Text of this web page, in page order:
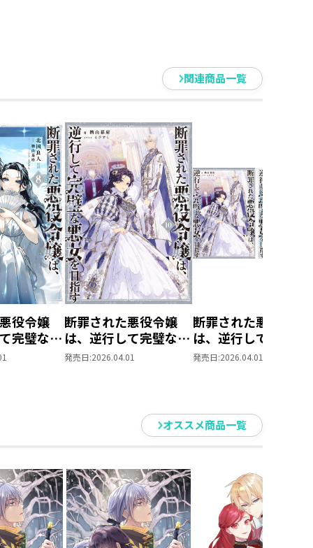
関連商品一覧
役令嬢
完璧な悪
断罪された悪役令嬢
は、逆行して完璧な悪
女を目指す10
発売日:2026.04.01
断罪された悪役令嬢
は、逆行して完璧な
女を目指す 原作小
き】
発売日:2026.04.01
オススメ商品一覧